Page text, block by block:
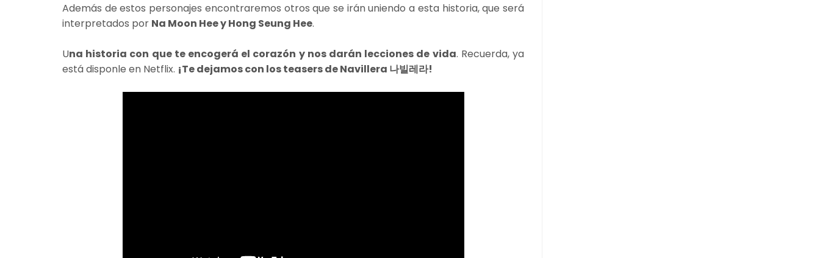
Además de estos personajes encontraremos otros que se irán uniendo a esta historia, que será
interpretados por Na Moon Hee y Hong Seung Hee.
Una historia con que te encogerá el corazón y nos darán lecciones de vida. Recuerda, ya
está disponle en Netflix. ¡Te dejamos con los teasers de Navillera 나빌레라!